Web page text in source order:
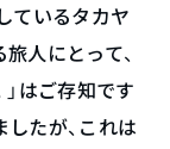
ているタカヤ
人にとって、
はご存知です
たが、これは